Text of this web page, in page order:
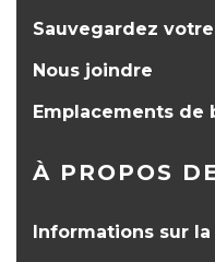
Sauvegardez
Nous joindre
Emplacements de
À PROPOS
Informations sur